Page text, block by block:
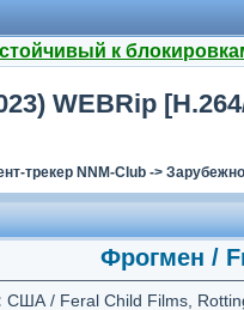
к
WEBRip
трекер NNM-Club ->
Фрогмен /
США / Feral Child Films,